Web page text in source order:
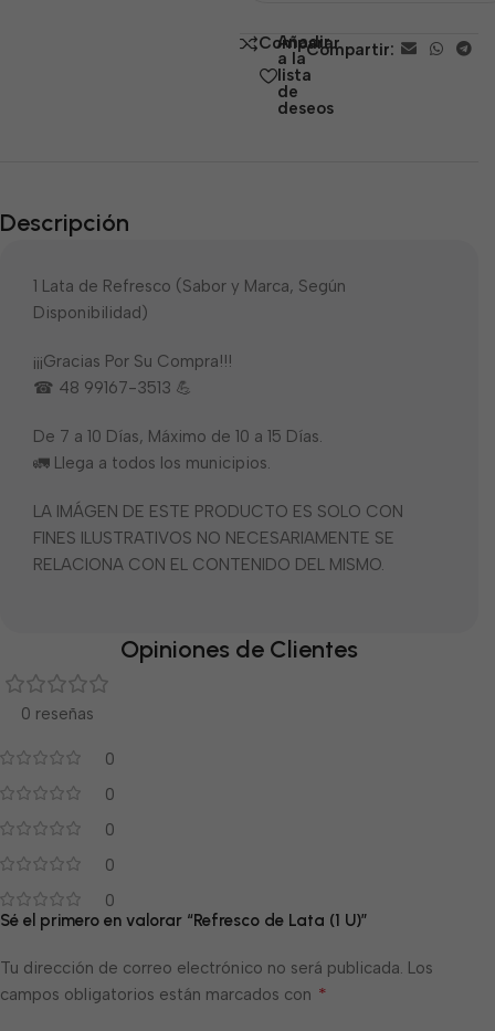
5
Comparar
Añadir
a la
lista
de
deseos
Compartir:
Descripción
1 Lata de Refresco (Sabor y Marca, Según
Disponibilidad)
¡¡¡Gracias Por Su Compra!!!
☎ 48 99167-3513 💪
De 7 a 10 Días, Máximo de 10 a 15 Días.
🚛 Llega a todos los municipios.
LA IMÁGEN DE ESTE PRODUCTO ES SOLO CON
FINES ILUSTRATIVOS NO NECESARIAMENTE SE
RELACIONA CON EL CONTENIDO DEL MISMO.
Opiniones de Clientes
0 reseñas
0
0
0
0
0
Sé el primero en valorar “Refresco de Lata (1 U)”
Tu dirección de correo electrónico no será publicada. Los
campos obligatorios están marcados con *